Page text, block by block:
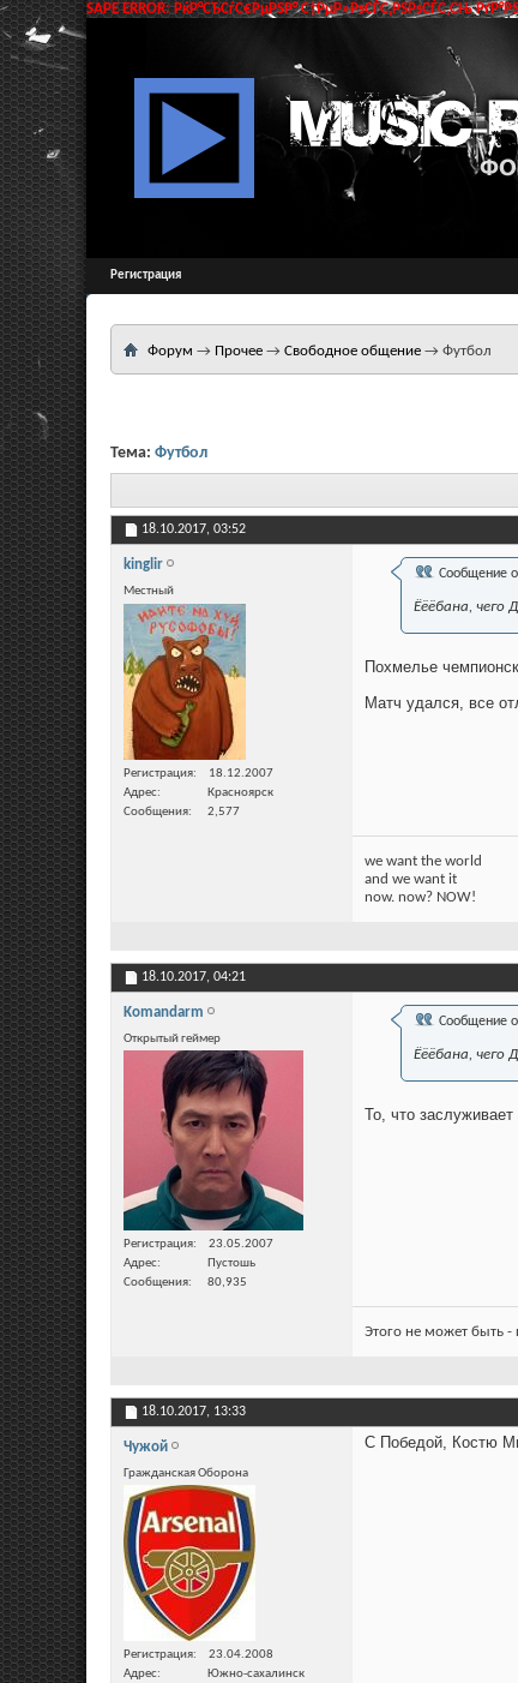
SAPE ERROR: РќР°СЂСѓС€РµРЅР° С†РµР»РѕСЃС‚РЅРѕСЃС‚СЊ
Регистрация
Форум → Прочее → Свободное общение → Футбол
Тема: Футбол
18.10.2017, 03:52
kinglir
Местный
Регистрация
18.12.2007
Адрес
Красноярск
Сообщения
2,577
Сообщение
Ёёёбана, чего
Похмелье
Матч удался, все
we want the world
and we want it
now. now? NOW!
18.10.2017, 04:21
Komandarm
Открытый геймер
Регистрация
23.05.2007
Адрес
Пустошь
Сообщения
80,935
Сообщение
Ёёёбана, чего
То, что
Этого не может быть
18.10.2017, 13:33
Чужой
Гражданская Оборона
Регистрация
23.04.2008
Адрес
Южно-сахалинск
С Победой, Костю